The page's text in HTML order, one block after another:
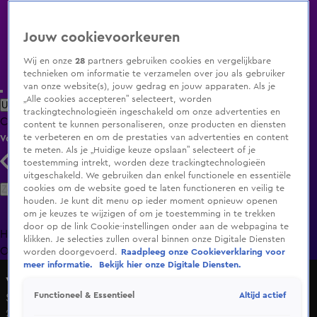
Uitzending Gemist Populaire programma's Zenders Genres
ClipsFilmsRadioSmart TV inlogShop
Volg KIJK
Zoeken
HomeUitzending Gemist Programma's De Bondgenoten
OranjezomerLivestreamsShop
vtwonen weer verliefd op je huis
Seizoen 13, aflevering 1
20 sep 2020, 18:55
Jouw cookievoorkeuren
Wij en onze28 partners gebruiken cookies en vergelijkbare
technieken om informatie te verzamelen over jou als gebruiker
van onze website(s), jouw gedrag en jouw apparaten. Als je
„Alle cookies accepteren” selecteert, worden
trackingtechnologieën ingeschakeld om onze advertenties en
content te kunnen personaliseren, onze producten en diensten
te verbeteren en om de prestaties van advertenties en content
te meten. Als je „Huidige keuze opslaan” selecteert of je
toestemming intrekt, worden deze trackingtechnologieën
uitgeschakeld. We gebruiken dan enkel functionele en essentiële
cookies om de website goed te laten functioneren en veilig te
houden. Je kunt dit menu op ieder moment opnieuw openen
om je keuzes te wijzigen of om je toestemming in te trekken
door op de link Cookie-instellingen onder aan de webpagina te
klikken. Je selecties zullen overal binnen onze Digitale Diensten
worden doorgevoerd.
Raadpleeg onze Cookieverklaring voor
meer informatie.
Bekijk hier onze Digitale Diensten.
Functioneel & Essentieel Altijd actief